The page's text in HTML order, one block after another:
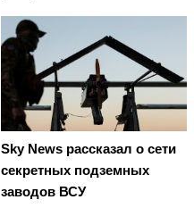
Sky News рассказал о сети
секретных подземных
заводов ВСУ